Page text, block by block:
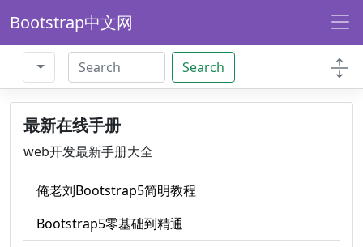
Bootstrap中文网
Search
最新在线手册
web开发最新手册大全
俺老刘Bootstrap5简明教程
Bootstrap5零基础到精通